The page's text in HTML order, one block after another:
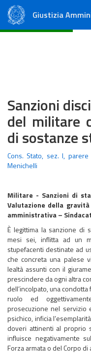
Giustizia
Sanzioni
del militare
di sostanze
Cons. Stato, sez. I,
Menichelli
Militare - Sanzioni di
Valutazione della
amministrativa –
È legittima la sanzione di
mesi sei, inflitta ad un
stupefacenti destinate ad
che concreta una palese
lealtà assunti con il
prescindere da ogni altra
dell’incolpato, una
ruolo ed
prosecuzione nel servizio
psichico, inficia
doveri attinenti al proprio
influisce negativamente
Forza armata o del Corpo